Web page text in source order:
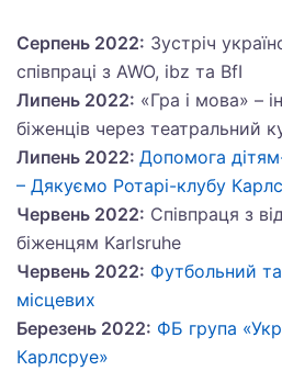
Серпень 2022: Зустріч
співпраці з AWO, ibz та BfI
Липень 2022: «Гра і мова» –
біженців через театральний
Липень 2022: Допомога
– Дякуємо Ротарі-клубу
Червень 2022: Співпраця з
бiженцям Karlsruhe
Червень 2022: Футбольний
місцевих
Березень 2022: ФБ група
Карлсруе»